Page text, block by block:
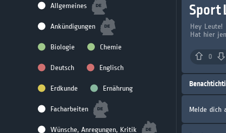
Allgemeines
Ankündigungen
Biologie Chemie
Deutsch Englisch
Erdkunde Ernährung
Facharbeiten
Wünsche, Anregungen, Kritik
Sport
Hey Leute!
Hat hier
0
Melde dich